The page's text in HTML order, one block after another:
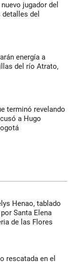
jugador del
del
energía a
del río Atrato,
terminó revelando
a Hugo
Henao, tablado
Santa Elena
de las Flores
rescatada en el